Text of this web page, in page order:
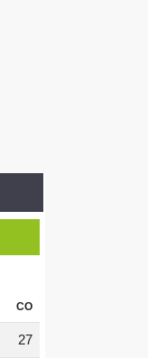
CO
27